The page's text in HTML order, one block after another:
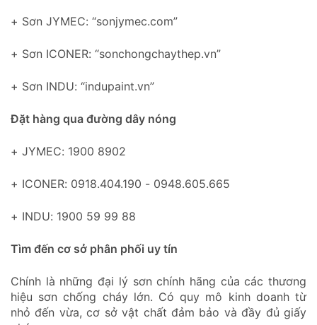
+ Sơn JYMEC: “sonjymec.com”
+ Sơn ICONER: “sonchongchaythep.vn”
+ Sơn INDU: “indupaint.vn”
Đặt hàng qua đường dây nóng
+ JYMEC: 1900 8902
+ ICONER: 0918.404.190 - 0948.605.665
+ INDU: 1900 59 99 88
Tìm đến cơ sở phân phối uy tín
Chính là những đại lý sơn chính hãng của các thương
hiệu sơn chống cháy lớn. Có quy mô kinh doanh từ
nhỏ đến vừa, cơ sở vật chất đảm bảo và đầy đủ giấy